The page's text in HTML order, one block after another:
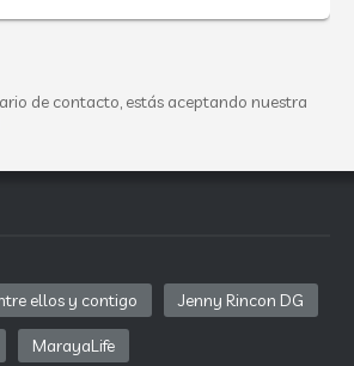
de contacto, estás aceptando nuestra
ellos y contigo Jenny Rincon DG
MarayaLife